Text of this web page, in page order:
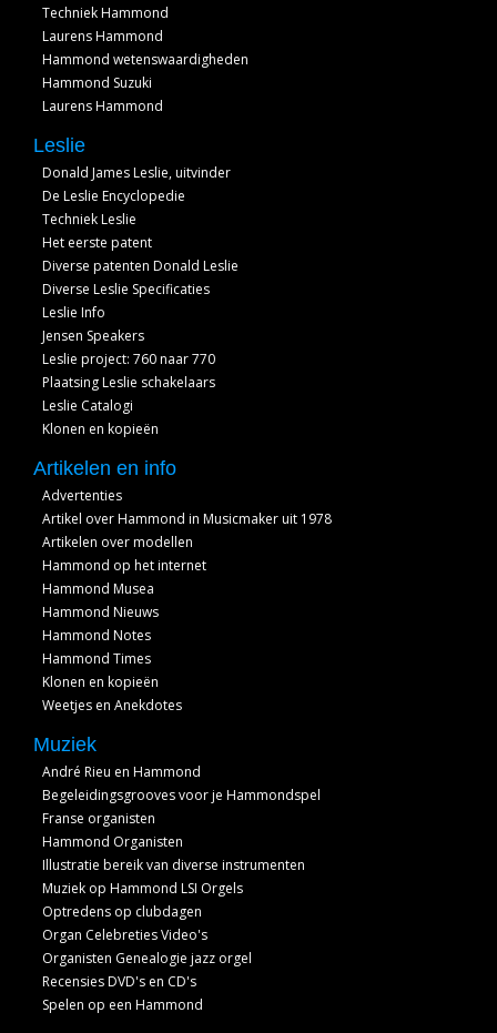
Techniek Hammond
Laurens Hammond
Hammond wetenswaardigheden
Hammond Suzuki
Laurens Hammond
Leslie
Donald James Leslie, uitvinder
De Leslie Encyclopedie
Techniek Leslie
Het eerste patent
Diverse patenten Donald Leslie
Diverse Leslie Specificaties
Leslie Info
Jensen Speakers
Leslie project: 760 naar 770
Plaatsing Leslie schakelaars
Leslie Catalogi
Klonen en kopieën
Artikelen en info
Advertenties
Artikel over Hammond in Musicmaker uit 1978
Artikelen over modellen
Hammond op het internet
Hammond Musea
Hammond Nieuws
Hammond Notes
Hammond Times
Klonen en kopieën
Weetjes en Anekdotes
Muziek
André Rieu en Hammond
Begeleidingsgrooves voor je Hammondspel
Franse organisten
Hammond Organisten
Illustratie bereik van diverse instrumenten
Muziek op Hammond LSI Orgels
Optredens op clubdagen
Organ Celebreties Video's
Organisten Genealogie jazz orgel
Recensies DVD's en CD's
Spelen op een Hammond